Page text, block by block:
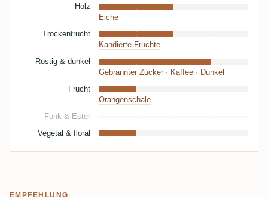
Holz
Eiche
Trockenfrucht
Kandierte Früchte
Röstig & dunkel
Gebrannter Zucker · Kaffee · Dunkel
Frucht
Orangenschale
Funk & Ester
Vegetal & floral
EMPFEHLUNG